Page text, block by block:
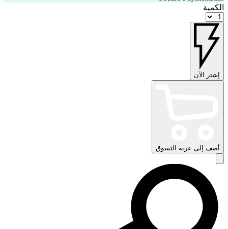
الكمية
إشتر الآن
أضف إلى عربة التسوق